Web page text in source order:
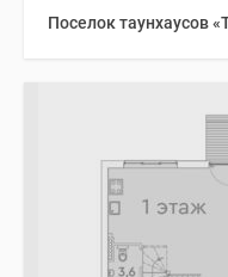
Поселок таунхаусов